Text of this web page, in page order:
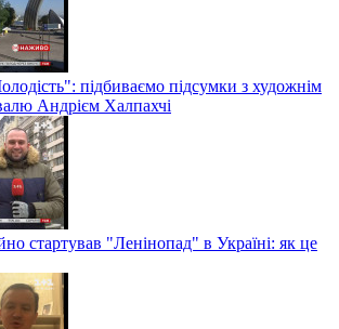
підбиваємо підсумки з художнім
Андрієм Халпахчі
стартував "Ленінопад" в Україні: як це